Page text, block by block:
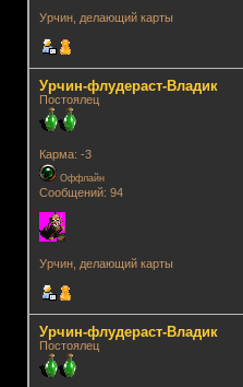
Урчин, делающий карты
Урчин-флудераст-Владик
Постоялец
Карма: -3
Оффлайн
Сообщений: 94
Урчин, делающий карты
Урчин-флудераст-Владик
Постоялец